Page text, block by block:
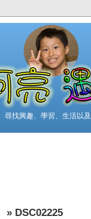
尋找興趣、學習、生活以
» DSC02225